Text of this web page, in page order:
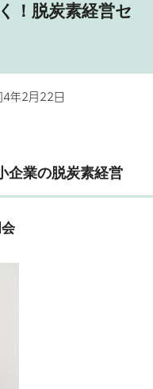
！脱炭素経営セ
年2月22日
企業の脱炭素経営